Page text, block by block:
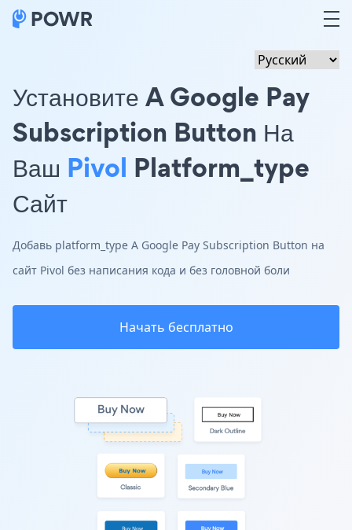
Установите A Google Pay
Subscription Button На
Ваш Pivol Platform_type
Сайт
Добавь platform_type A Google Pay Subscription Button на
сайт Pivol без написания кода и без головной боли
Начать бесплатно